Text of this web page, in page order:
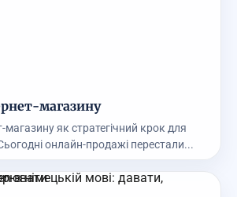
магазину
магазину як стратегічний крок для
онлайн-продажі перестали...